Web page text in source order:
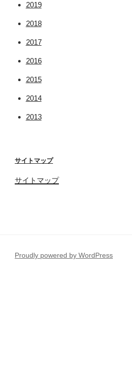
2019
2018
2017
2016
2015
2014
2013
サイトマップ
サイトマップ
Proudly powered by WordPress